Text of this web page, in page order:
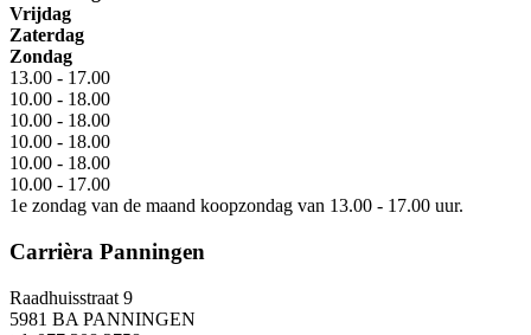
Vrijdag
Zaterdag
Zondag
13.00 - 17.00
10.00 - 18.00
10.00 - 18.00
10.00 - 18.00
10.00 - 18.00
10.00 - 17.00
1e zondag van de maand koopzondag van 13.00 - 17.00 uur.
Carrièra Panningen
Raadhuisstraat 9
5981 BA PANNINGEN